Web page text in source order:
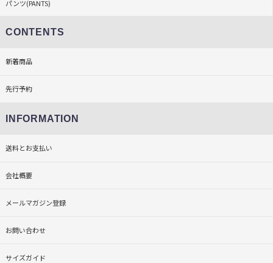
パンツ(PANTS)
CONTENTS
新着商品
先行予約
INFORMATION
送料とお支払い
会社概要
メールマガジン登録
お問い合わせ
サイズガイド